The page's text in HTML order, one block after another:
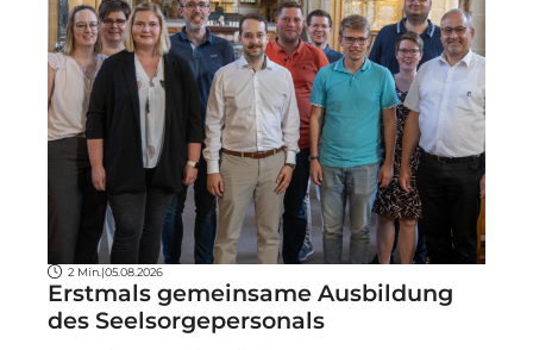
2 Min. |05.08.2026
Erstmals gemeinsame Ausbildung
des Seelsorgepersonals